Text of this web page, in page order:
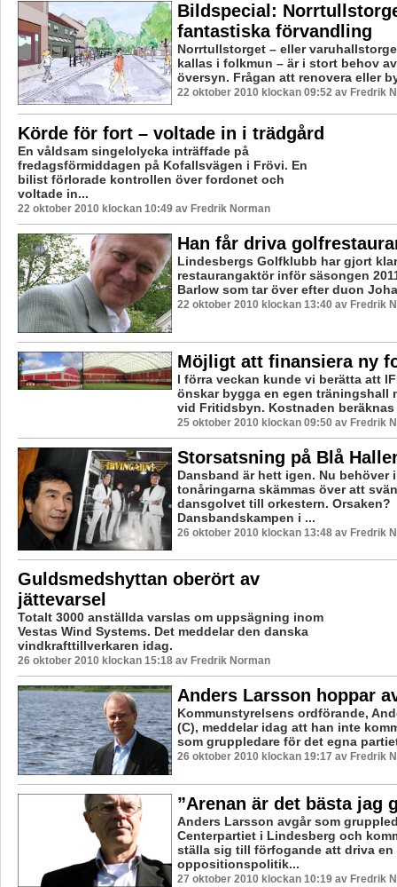
Bildspecial:
fantastiska förvandling
Norrtullstorget – eller
kallas i folkmun – är i stort behov
översyn. Frågan att renovera eller
22 oktober 2010 klockan 09:52 av Fredrik
Körde för fort – voltade in i trädgård
En våldsam singelolycka inträffade på
fredagsförmiddagen på Kofallsvägen i Frövi. En
bilist förlorade kontrollen över fordonet och
voltade in...
22 oktober 2010 klockan 10:49 av Fredrik Norman
Han får driva
Lindesbergs Golfklubb har gjort
restaurangaktör inför säsongen
Barlow som tar över efter duon
22 oktober 2010 klockan 13:40 av Fredrik
Möjligt att finansiera ny
I förra veckan kunde vi berätta att
önskar bygga en egen träningshall
vid Fritidsbyn. Kostnaden
25 oktober 2010 klockan 09:50 av Fredrik
Storsatsning på Blå
Dansband är hett igen. Nu behöver
tonåringarna skämmas över att
dansgolvet till orkestern. Orsaken?
Dansbandskampen i ...
26 oktober 2010 klockan 13:48 av Fredrik
Guldsmedshyttan oberört av
jättevarsel
Totalt 3000 anställda varslas om uppsägning inom
Vestas Wind Systems. Det meddelar den danska
vindkrafttillverkaren idag.
26 oktober 2010 klockan 15:18 av Fredrik Norman
Anders Larsson hoppar
Kommunstyrelsens ordförande,
(C), meddelar idag att han inte
som gruppledare för det egna
26 oktober 2010 klockan 19:17 av Fredrik
”Arenan är det bästa jag
Anders Larsson avgår som
Centerpartiet i Lindesberg och
ställa sig till förfogande att driva en
oppositionspolitik...
27 oktober 2010 klockan 10:19 av Fredrik